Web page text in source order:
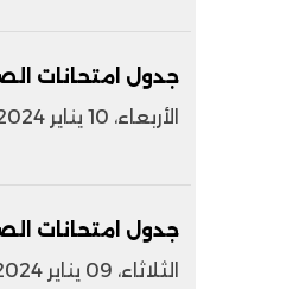
جدول امتحانات الصف
الأربعاء، 10 يناير 2024 01:31 م
جدول امتحانات
الثلاثاء، 09 يناير 2024 01:11 م